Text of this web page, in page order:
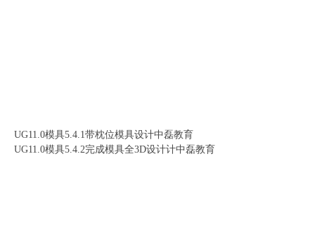
UG11.0模具5.4.1带枕位模具设计中磊教育
UG11.0模具5.4.2完成模具全3D设计计中磊教育